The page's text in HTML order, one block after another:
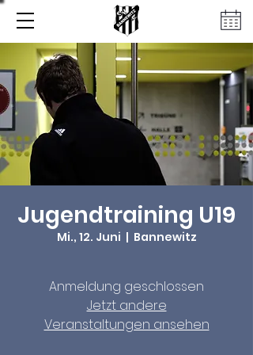
Jugendtraining U19
Mi., 12. Juni
  |
Bannewitz
Anmeldung geschlossen
Jetzt andere
Veranstaltungen ansehen